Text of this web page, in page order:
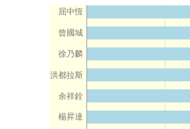
屈中恆
曾國城
徐乃麟
洪都拉斯
余祥銓
楊昇達